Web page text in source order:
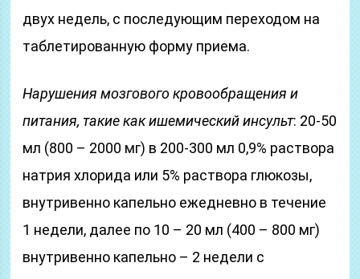
двух недель, с последующим переходом на
таблетированную форму приема.
Нарушения мозгового кровообращения и
питания, такие как ишемический инсульт: 20-50
мл (800 – 2000 мг) в 200-300 мл 0,9% раствора
натрия хлорида или 5% раствора глюкозы,
внутривенно капельно ежедневно в течение
1 недели, далее по 10 – 20 мл (400 – 800 мг)
внутривенно капельно – 2 недели с